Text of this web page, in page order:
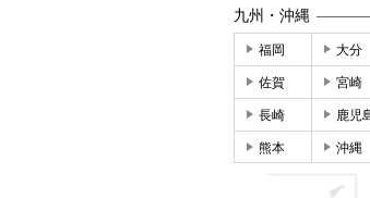
九州・沖縄
福岡 大分
佐賀 宮崎
長崎 鹿児
熊本 沖縄